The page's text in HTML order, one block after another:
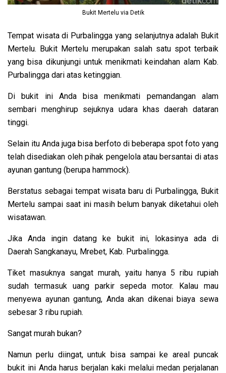
Bukit Mertelu via Detik
Tempat wisata di Purbalingga yang selanjutnya adalah Bukit
Mertelu. Bukit Mertelu merupakan salah satu spot terbaik
yang bisa dikunjungi untuk menikmati keindahan alam Kab.
Purbalingga dari atas ketinggian.
Di bukit ini Anda bisa menikmati pemandangan alam
sembari menghirup sejuknya udara khas daerah dataran
tinggi.
Selain itu Anda juga bisa berfoto di beberapa spot foto yang
telah disediakan oleh pihak pengelola atau bersantai di atas
ayunan gantung (berupa hammock).
Berstatus sebagai tempat wisata baru di Purbalingga, Bukit
Mertelu sampai saat ini masih belum banyak diketahui oleh
wisatawan.
Jika Anda ingin datang ke bukit ini, lokasinya ada di
Daerah Sangkanayu, Mrebet, Kab. Purbalingga.
Tiket masuknya sangat murah, yaitu hanya 5 ribu rupiah
sudah termasuk uang parkir sepeda motor. Kalau mau
menyewa ayunan gantung, Anda akan dikenai biaya sewa
sebesar 3 ribu rupiah.
Sangat murah bukan?
Namun perlu diingat, untuk bisa sampai ke areal puncak
bukit ini Anda harus berjalan kaki melalui medan perjalanan